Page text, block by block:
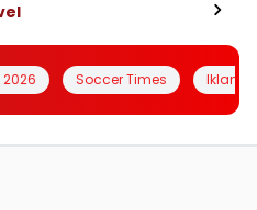
Soccer Times Iklanin